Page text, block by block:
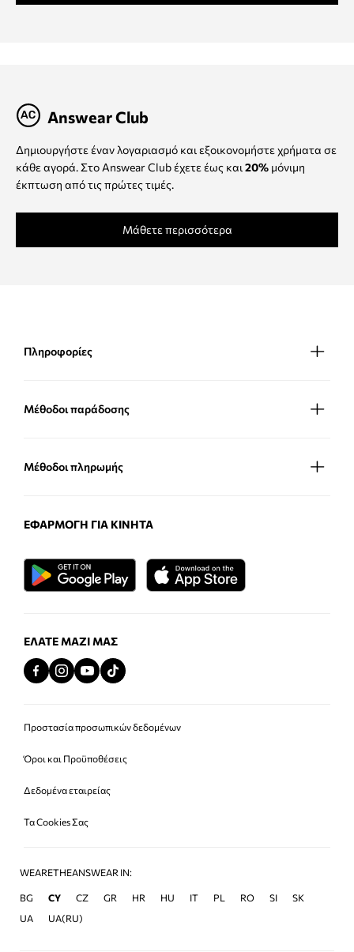
Answear Club
Δημιουργήστε έναν λογαριασμό και εξοικονομήστε χρήματα σε
κάθε αγορά. Στο Answear Club έχετε έως και 20% μόνιμη
έκπτωση από τις πρώτες τιμές.
Μάθετε περισσότερα
Πληροφορίες
Μέθοδοι παράδοσης
Μέθοδοι πληρωμής
ΕΦΑΡΜΟΓΉ ΓΙΑ ΚΙΝΗΤΆ
ΕΛΆΤΕ ΜΑΖΊ ΜΑΣ
Προστασία προσωπικών δεδομένων
Όροι και Προϋποθέσεις
Δεδομένα εταιρείας
Τα Cookies Σας
WEARETHEANSWEAR IN:
BG CY CZ GR HR HU IT PL RO SI
SK
UA
UA(RU)